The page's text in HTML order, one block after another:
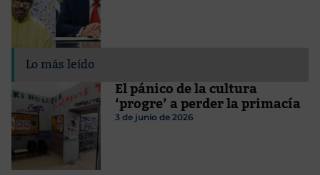
Lo más leído
El pánico de la cultura
‘progre’ a perder la primacía
3 de junio de 2026